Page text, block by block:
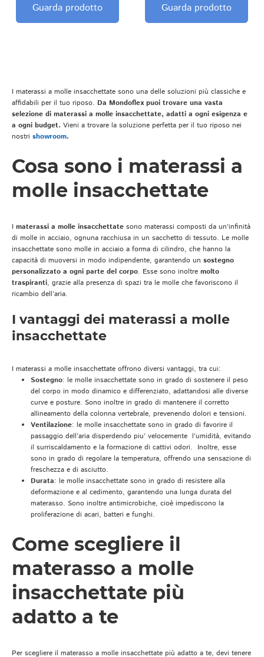
Guarda prodotto Guarda prodotto
I materassi a molle insacchettate sono una delle soluzioni più classiche e
affidabili per il tuo riposo. Da Mondoflex puoi trovare una vasta
selezione di materassi a molle insacchettate, adatti a ogni esigenza e
a ogni budget. Vieni a trovare la soluzione perfetta per il tuo riposo nei
nostri showroom.
Cosa sono i materassi a
molle insacchettate
I materassi a molle insacchettate sono materassi composti da un’infinità
di molle in acciaio, ognuna racchiusa in un sacchetto di tessuto. Le molle
insacchettate sono molle in acciaio a forma di cilindro, che hanno la
capacità di muoversi in modo indipendente, garantendo un sostegno
personalizzato a ogni parte del corpo. Esse sono inoltre molto
traspiranti, grazie alla presenza di spazi tra le molle che favoriscono il
ricambio dell’aria.
I vantaggi dei materassi a molle
insacchettate
I materassi a molle insacchettate offrono diversi vantaggi, tra cui:
Sostegno: le molle insacchettate sono in grado di sostenere il peso
del corpo in modo dinamico e differenziato, adattandosi alle diverse
curve e posture. Sono inoltre in grado di mantenere il corretto
allineamento della colonna vertebrale, prevenendo dolori e tensioni.
Ventilazione: le molle insacchettate sono in grado di favorire il
passaggio dell’aria disperdendo piu’ velocemente l’umidità, evitando
il surriscaldamento e la formazione di cattivi odori. Inoltre, esse
sono in grado di regolare la temperatura, offrendo una sensazione di
freschezza e di asciutto.
Durata: le molle insacchettate sono in grado di resistere alla
deformazione e al cedimento, garantendo una lunga durata del
materasso. Sono inoltre antimicrobiche, cioè impediscono la
proliferazione di acari, batteri e funghi.
Come scegliere il
materasso a molle
insacchettate più
adatto a te
Per scegliere il materasso a molle insacchettate più adatto a te, devi tenere